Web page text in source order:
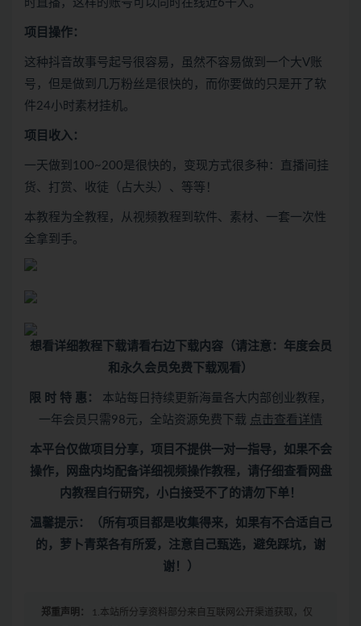
时直播，这样的账号可以同时在线近6千人。
项目操作：
这种抖音故事号起号很容易，虽然不容易做到一个大V账
号，但是做到几万粉丝是很快的，而你要做的只是开了软
件24小时素材挂机。
项目收入：
一天做到100~200是很快的，变现方式很多种：直播间挂
货、打赏、收徒（占大头）、等等！
本教程为全教程，从视频教程到软件、素材、一套一次性
全拿到手。
想看详细教程下载请看右边下载内容（请注意：年度会员
和永久会员免费下载观看）
限 时 特 惠： 本站每日持续更新海量各大内部创业教程，
一年会员只需98元，全站资源免费下载 点击查看详情
本平台仅做项目分享，项目不提供一对一指导，如果不会
操作，网盘内均配备详细视频操作教程，请仔细查看网盘
内教程自行研究，小白接受不了的请勿下单！
温馨提示：（所有项目都是收集得来，如果有不合适自己
的，萝卜青菜各有所爱，注意自己甄选，避免踩坑，谢
谢！）
郑重声明：
1.本站所分享资料部分来自互联网公开渠道获取，仅